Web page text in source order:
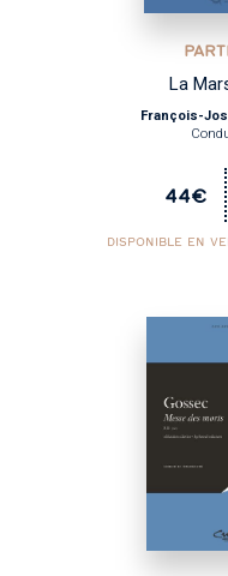
La
François-
44€
DISPONIBLE EN